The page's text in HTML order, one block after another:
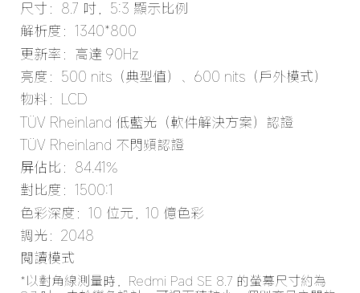
尺寸：8.7 吋，5:3 顯示比例
解析度：1340*800
更新率：高達 90Hz
亮度：500 nits（典型值）、600 nits（戶外模式）
物料：LCD
TÜV Rheinland 低藍光（軟件解決方案）認證
TÜV Rheinland 不閃頻認證
屏佔比：84.41%
對比度：1500:1
色彩深度：10 位元，10 億色彩
調光：2048
閱讀模式
*以對角線測量時，Redmi Pad SE 8.7 的螢幕尺寸約為